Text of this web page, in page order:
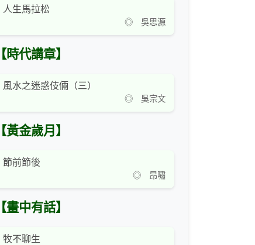
人生馬拉松
◎ 吳思源
【時代講章】
風水之迷惑伎倆（三）
◎ 吳宗文
【黃金歲月】
節前節後
◎ 昂嘯
【畫中有話】
牧不聊生